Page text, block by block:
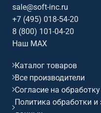
sale@soft-inc.ru
+7 (495) 018-54-20
8 (800) 101-04-20
Наш MAX
Каталог товаров
Все производители
Согласие на
Политика обработки